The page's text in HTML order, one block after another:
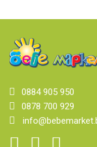
0884 905 950
0878 700 929